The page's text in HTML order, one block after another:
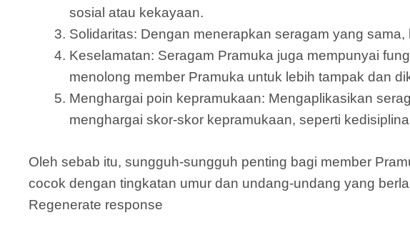
sosial atau kekayaan.
Solidaritas: Dengan menerapkan seragam yang
Keselamatan: Seragam Pramuka juga mempunyai
menolong member Pramuka untuk lebih tampak dan
Menghargai poin kepramukaan: Mengaplikasikan
menghargai skor-skor kepramukaan, seperti
Oleh sebab itu, sungguh-sungguh penting bagi member
cocok dengan tingkatan umur dan undang-undang yang
Regenerate response